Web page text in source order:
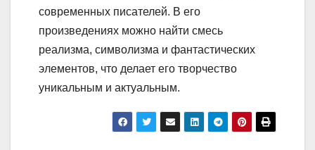
современных писателей. В его
произведениях можно найти смесь
реализма, символизма и фантастических
элементов, что делает его творчество
уникальным и актуальным.